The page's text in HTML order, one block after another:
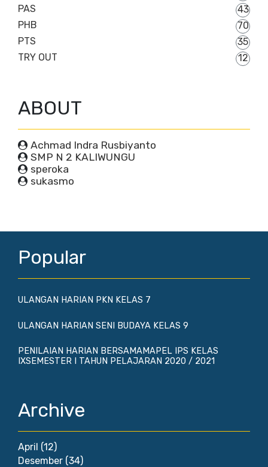
PAS
43
PHB
70
PTS
35
TRY OUT
12
ABOUT
Achmad Indra Rusbiyanto
SMP N 2 KALIWUNGU
speroka
sukasmo
Popular
ULANGAN HARIAN PKN KELAS 7
ULANGAN HARIAN SENI BUDAYA KELAS 9
PENILAIAN HARIAN BERSAMAMAPEL IPS KELAS
IXSEMESTER I TAHUN PELAJARAN 2020 / 2021
Archive
April (12)
Desember (34)